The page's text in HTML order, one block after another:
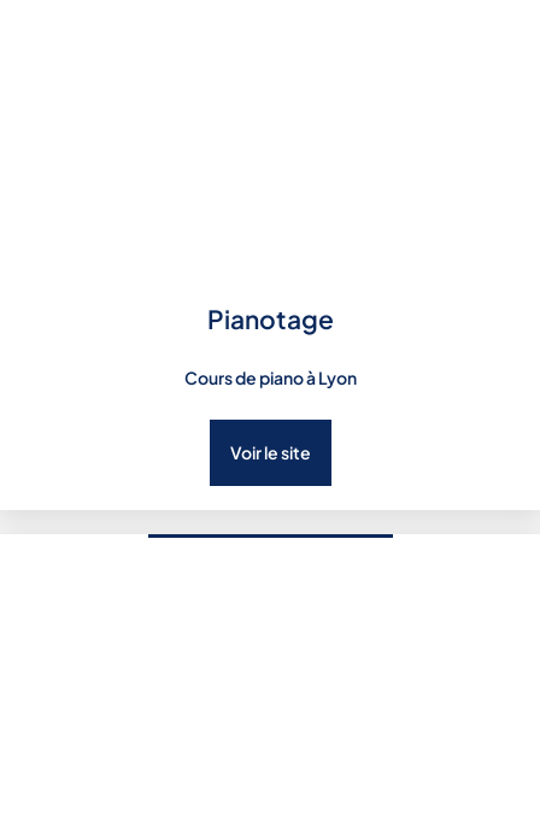
Pianotage
Cours de piano à Lyon
Voir le site